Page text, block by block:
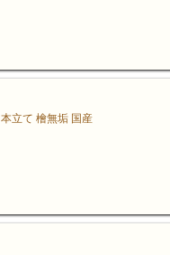
立て 檜無垢 国産